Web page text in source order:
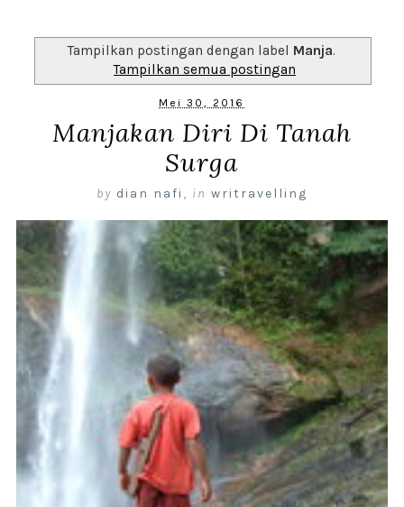
Tampilkan postingan dengan label Manja.
Tampilkan semua postingan
Mei 30, 2016
Manjakan Diri Di Tanah
Surga
by dian nafi , in writravelling